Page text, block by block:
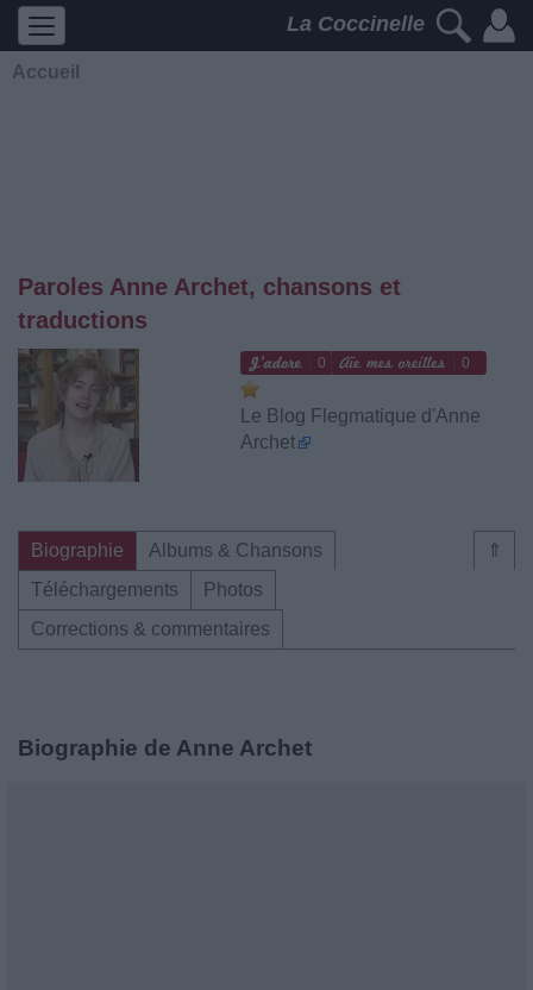
La Coccinelle
Accueil
Paroles Anne Archet, chansons et
traductions
0 0
Le Blog Flegmatique d'Anne
Archet
⇑
Biographie
Albums & Chansons
Téléchargements
Photos
Corrections & commentaires
Biographie de Anne Archet